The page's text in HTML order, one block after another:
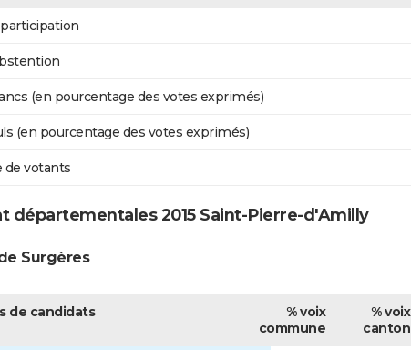
(en pourcentage des votes exprimés)
(en pourcentage des votes exprimés)
de votants
départementales 2015 Saint-Pierre-d'Amilly
Surgères
de candidats
% voix
commune
% voix
canton